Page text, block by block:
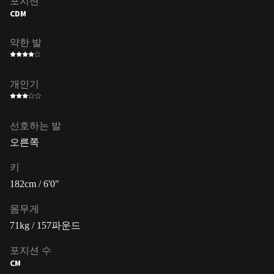
CDM
약한 발
개인기
선호하는 발
오른쪽
키
182cm / 6'0"
몸무게
71kg / 157파운드
포지션 수
CM